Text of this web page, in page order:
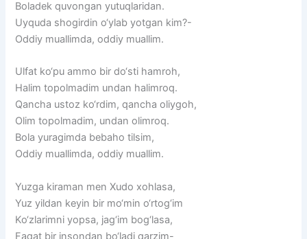
Boladek quvongan yutuqlaridan.
Uyquda shogirdin o‘ylab yotgan kim?-
Oddiy muallimda, oddiy muallim.
Ulfat ko‘pu ammo bir do‘sti hamroh,
Halim topolmadim undan halimroq.
Qancha ustoz ko‘rdim, qancha oliygoh,
Olim topolmadim, undan olimroq.
Bola yuragimda bebaho tilsim,
Oddiy muallimda, oddiy muallim.
Yuzga kiraman men Xudo xohlasa,
Yuz yildan keyin bir mo‘min o‘rtog‘im
Ko‘zlarimni yopsa, jag‘im bog‘lasa,
Faqat bir insondan bo‘ladi qarzim-